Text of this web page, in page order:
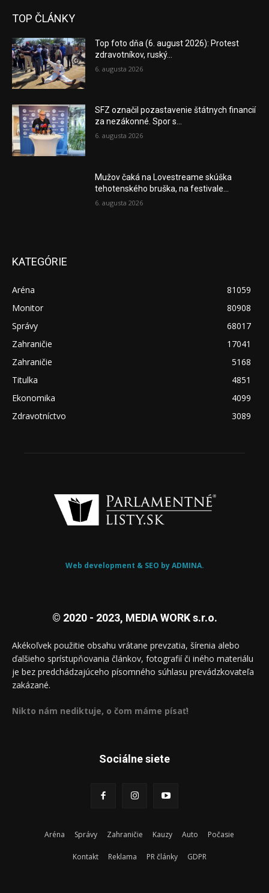
TOP ČLÁNKY
Top foto dňa (6. august 2026): Protest
zdravotníkov, ruský...
6. augusta 2026
SFZ označil pozastavenie štátnych financií
za nezákonné. Spor s...
6. augusta 2026
Mužov čaká na Lovestreame skúška
tehotenského bruška, na festivale...
6. augusta 2026
KATEGÓRIE
Aréna
81059
Monitor
80908
Správy
68017
Zahraničie
17041
Zahraničie
5168
Titulka
4851
Ekonomika
4099
Zdravotníctvo
3089
Web development & SEO by ADMINA.
© 2020 - 2023, MEDIA WORK s.r.o.
Akékoľvek použitie obsahu vrátane prevzatia, šírenia alebo
ďalšieho sprístupňovania článkov, fotografií či iného materiálu
je bez predchádzajúceho písomného súhlasu prevádzkovateľa
zakázané.
Nikto nám nediktuje, o čom máme písať!
Sociálne siete
Aréna Správy Zahraničie Kauzy Auto Počasie
Kontakt Reklama PR články GDPR